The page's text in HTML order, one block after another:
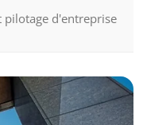
d'entreprise